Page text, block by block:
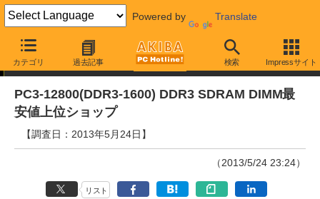
Powered by Translate
カテゴリ 過去記事 検索 Impressサイト
相場調査
PC3-12800(DDR3-1600) DDR3 SDRAM DIMM最
安値上位ショップ
【調査日：2013年5月24日】
（2013/5/24 23:24）
リスト